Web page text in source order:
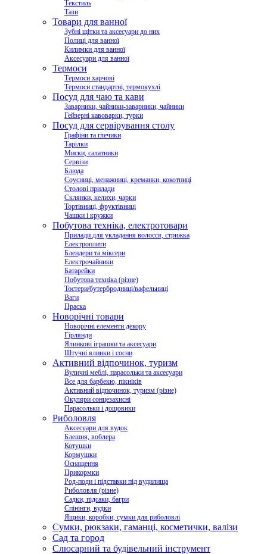
Текстиль
Тази
Товари для ванної
Зубні щітки та аксесуари до них
Полиці для ванної
Килимки для ванної
Аксесуари для ванної
Термоси
Термоси харчові
Термоси стандартні, термокухлі
Посуд для чаю та кави
Заварники, чайники-заварники, чайники
Гейзерні кавоварки, турки
Посуд для сервірування столу
Графіни та глечики
Тарілки
Миски, салатники
Сервізи
Блюда
Соусниці, менажниці, креманки, кокотниці
Столові прилади
Склянки, келихи, чарки
Тортівниці, фруктівниці
Чашки і кружки
Побутова техніка, електротовари
Прилади для укладання волосся, стрижка
Електроплити
Блендери та міксери
Електрочайники
Батарейки
Побутова техніка (різне)
Тостери/бутербродниці/вафельниці
Ваги
Праска
Новорічні товари
Новорічні елементи декору
Гірлянди
Ялинкові іграшки та аксесуари
Штучні ялинки і сосни
Активний відпочинок, туризм
Вуличні меблі, парасольки та аксесуари
Все для барбекю, пікніків
Активний відпочинок, туризм (різне)
Окуляри сонцезахисні
Парасольки і дощовики
Риболовля
Аксесуари для вудок
Блешня, воблера
Котушки
Кормушки
Оснащення
Прикормки
Род-поди і підставки під вудилища
Риболовля (різне)
Садки, підсаки, багри
Спінінги, вудки
Ящики, коробки, сумки для риболовлі
Сумки, рюкзаки, гаманці, косметички, валізи
Сад та город
Слюсарний та будівельний інструмент